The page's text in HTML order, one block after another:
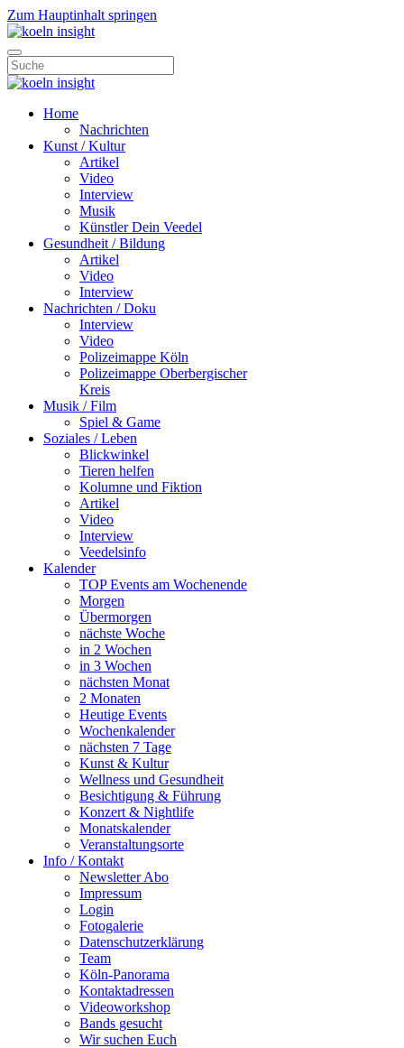
Zum Hauptinhalt springen
Home
Nachrichten
Kunst / Kultur
Artikel
Video
Interview
Musik
Künstler Dein Veedel
Gesundheit / Bildung
Artikel
Video
Interview
Nachrichten / Doku
Interview
Video
Polizeimappe Köln
Polizeimappe Oberbergischer
Kreis
Musik / Film
Spiel & Game
Soziales / Leben
Blickwinkel
Tieren helfen
Kolumne und Fiktion
Artikel
Video
Interview
Veedelsinfo
Kalender
TOP Events am Wochenende
Morgen
Übermorgen
nächste Woche
in 2 Wochen
in 3 Wochen
nächsten Monat
2 Monaten
Heutige Events
Wochenkalender
nächsten 7 Tage
Kunst & Kultur
Wellness und Gesundheit
Besichtigung & Führung
Konzert & Nightlife
Monatskalender
Veranstaltungsorte
Info / Kontakt
Newsletter Abo
Impressum
Login
Fotogalerie
Datenschutzerklärung
Team
Köln-Panorama
Kontaktadressen
Videoworkshop
Bands gesucht
Wir suchen Euch